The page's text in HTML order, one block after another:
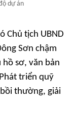
dự án
Chủ tịch UBND
Sơn chậm
hồ sơ, văn bản
triển quỹ
thường, giải